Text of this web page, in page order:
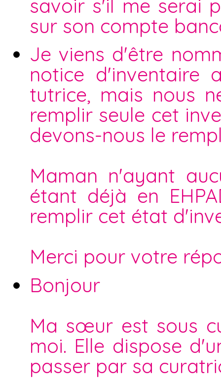
savoir s'il me serai
sur son compte
Je viens d'être
notice d'inventaire
tutrice, mais nous
remplir seule cet
devons-nous le
Maman n'ayant
étant déjà en
remplir cet état
Merci pour votre
Bonjour
Ma sœur est sous
moi. Elle dispose
passer par sa